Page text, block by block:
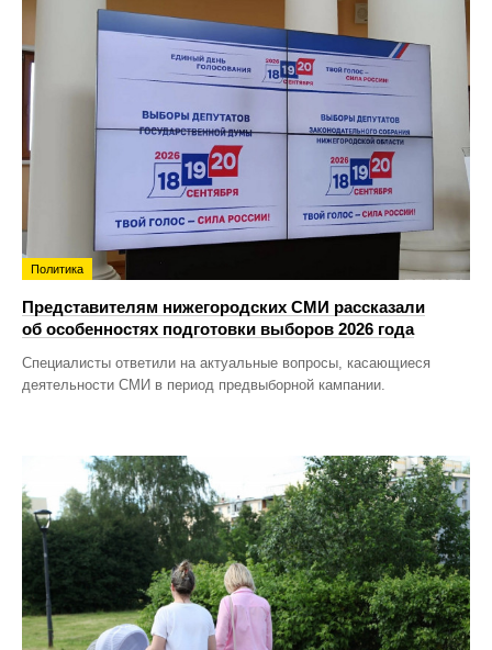
Политика
Представителям нижегородских СМИ рассказали
об особенностях подготовки выборов 2026 года
Специалисты ответили на актуальные вопросы, касающиеся
деятельности СМИ в период предвыборной кампании.